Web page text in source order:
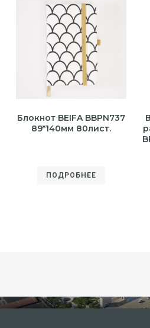
Блокнот BEIFA BBPN737
89*140мм 80лист.
ПОДРОБНЕЕ